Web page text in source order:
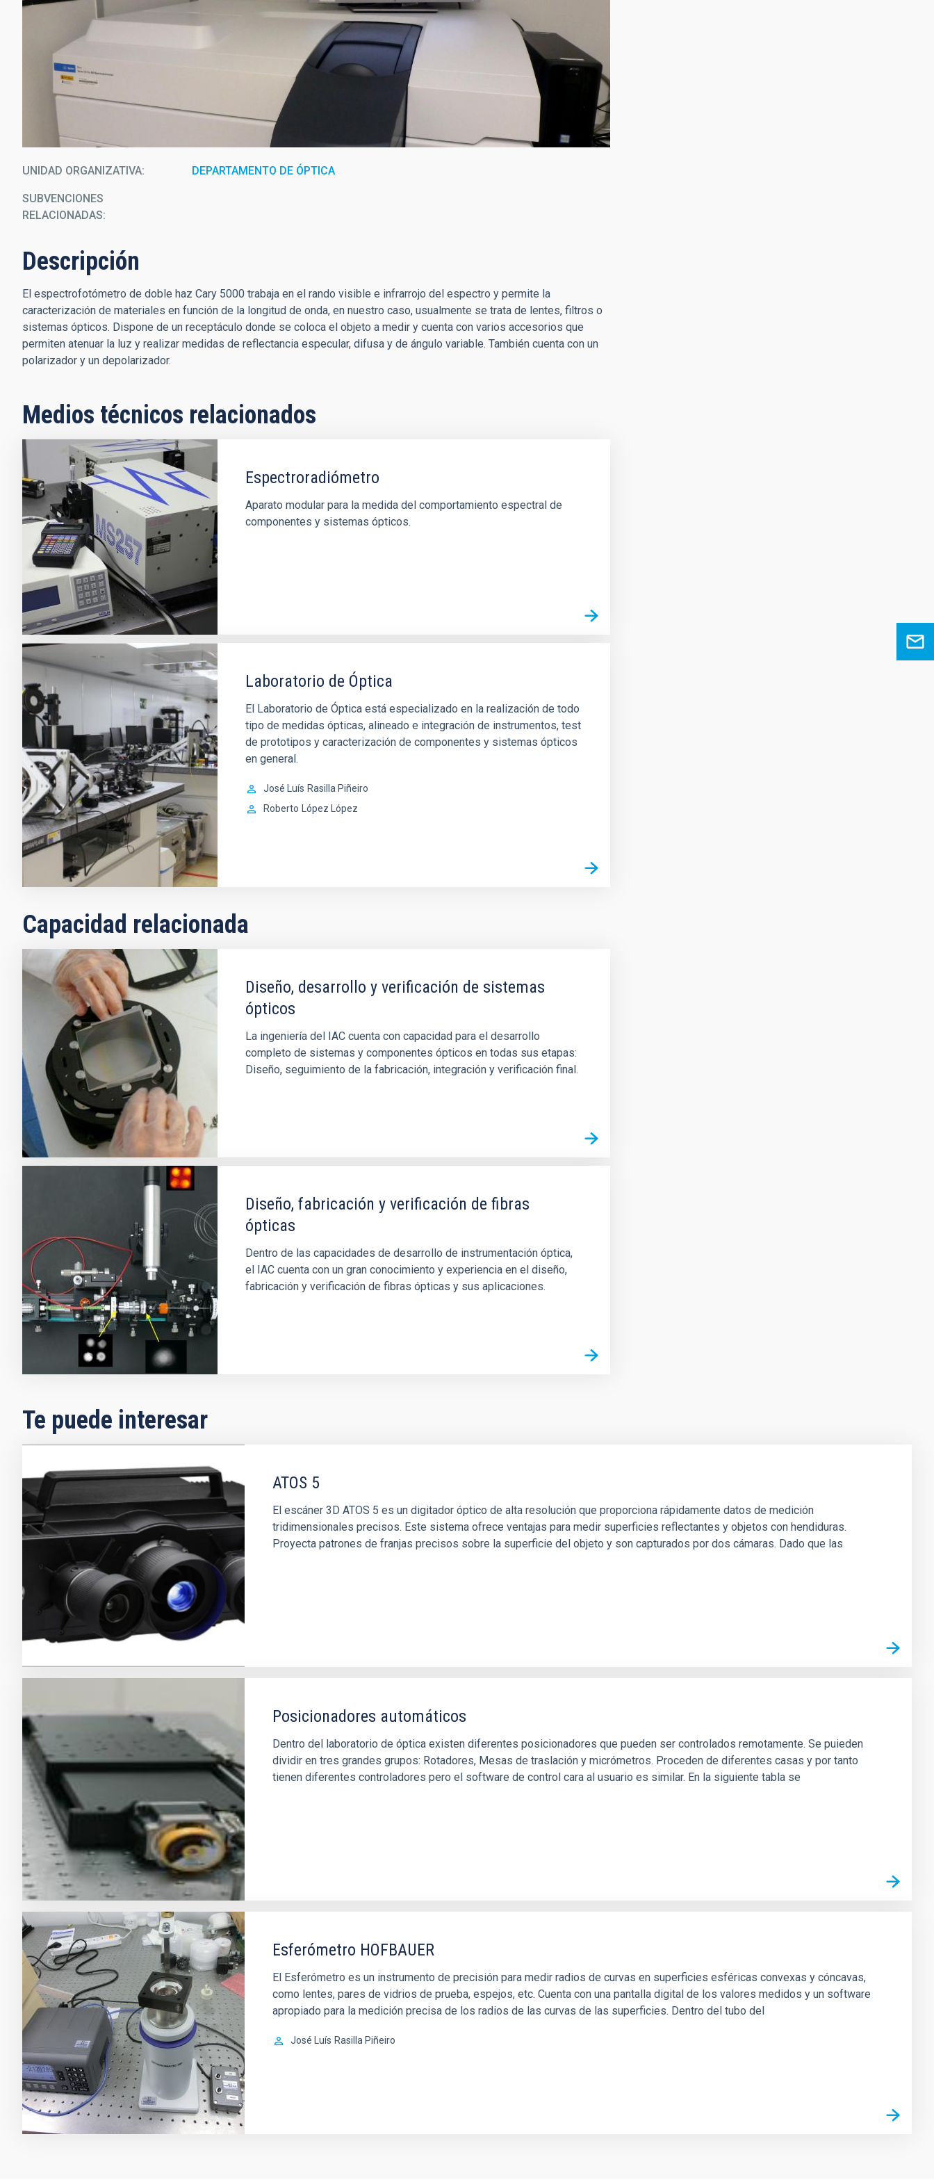
UNIDAD ORGANIZATIVA DEPARTAMENTO DE ÓPTICA
SUBVENCIONES
RELACIONADAS:
Descripción
El espectrofotómetro de doble haz Cary 5000 trabaja en el rando visible e infrarrojo del espectro y permite la
caracterización de materiales en función de la longitud de onda, en nuestro caso, usualmente se trata de lentes, filtros o
sistemas ópticos. Dispone de un receptáculo donde se coloca el objeto a medir y cuenta con varios accesorios que
permiten atenuar la luz y realizar medidas de reflectancia especular, difusa y de ángulo variable. También cuenta con un
polarizador y un depolarizador.
Medios técnicos relacionados
Espectroradiómetro
Aparato modular para la medida del comportamiento espectral de
componentes y sistemas ópticos.
Laboratorio de Óptica
El Laboratorio de Óptica está especializado en la realización de todo
tipo de medidas ópticas, alineado e integración de instrumentos, test
de prototipos y caracterización de componentes y sistemas ópticos
en general.
José Luís Rasilla Piñeiro
Roberto
López López
Capacidad relacionada
Diseño, desarrollo y verificación de sistemas
ópticos
La ingeniería del IAC cuenta con capacidad para el desarrollo
completo de sistemas y componentes ópticos en todas sus etapas:
Diseño, seguimiento de la fabricación, integración y verificación final.
Diseño, fabricación y verificación de fibras
ópticas
Dentro de las capacidades de desarrollo de instrumentación óptica,
el IAC cuenta con un gran conocimiento y experiencia en el diseño,
fabricación y verificación de fibras ópticas y sus aplicaciones.
Te puede interesar
ATOS 5
El escáner 3D ATOS 5 es un digitador óptico de alta resolución que proporciona rápidamente datos de medición
tridimensionales precisos. Este sistema ofrece ventajas para medir superficies reflectantes y objetos con hendiduras.
Proyecta patrones de franjas precisos sobre la superficie del objeto y son capturados por dos cámaras. Dado que las
Posicionadores automáticos
Dentro del laboratorio de óptica existen diferentes posicionadores que pueden ser controlados remotamente. Se puieden
dividir en tres grandes grupos: Rotadores, Mesas de traslación y micrómetros. Proceden de diferentes casas y por tanto
tienen diferentes controladores pero el software de control cara al usuario es similar. En la siguiente tabla se
Esferómetro HOFBAUER
El Esferómetro es un instrumento de precisión para medir radios de curvas en superficies esféricas convexas y cóncavas,
como lentes, pares de vidrios de prueba, espejos, etc. Cuenta con una pantalla digital de los valores medidos y un software
apropiado para la medición precisa de los radios de las curvas de las superficies. Dentro del tubo del
José Luís Rasilla Piñeiro